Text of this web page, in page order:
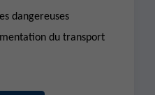
dangereuses
du transport